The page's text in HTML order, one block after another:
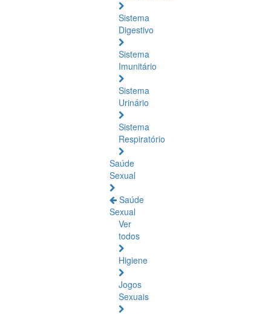
Sistema
Digestivo
Sistema
Imunitário
Sistema
Urinário
Sistema
Respiratório
Saúde
Sexual
Saúde
Sexual
Ver
todos
Higiene
Jogos
Sexuais